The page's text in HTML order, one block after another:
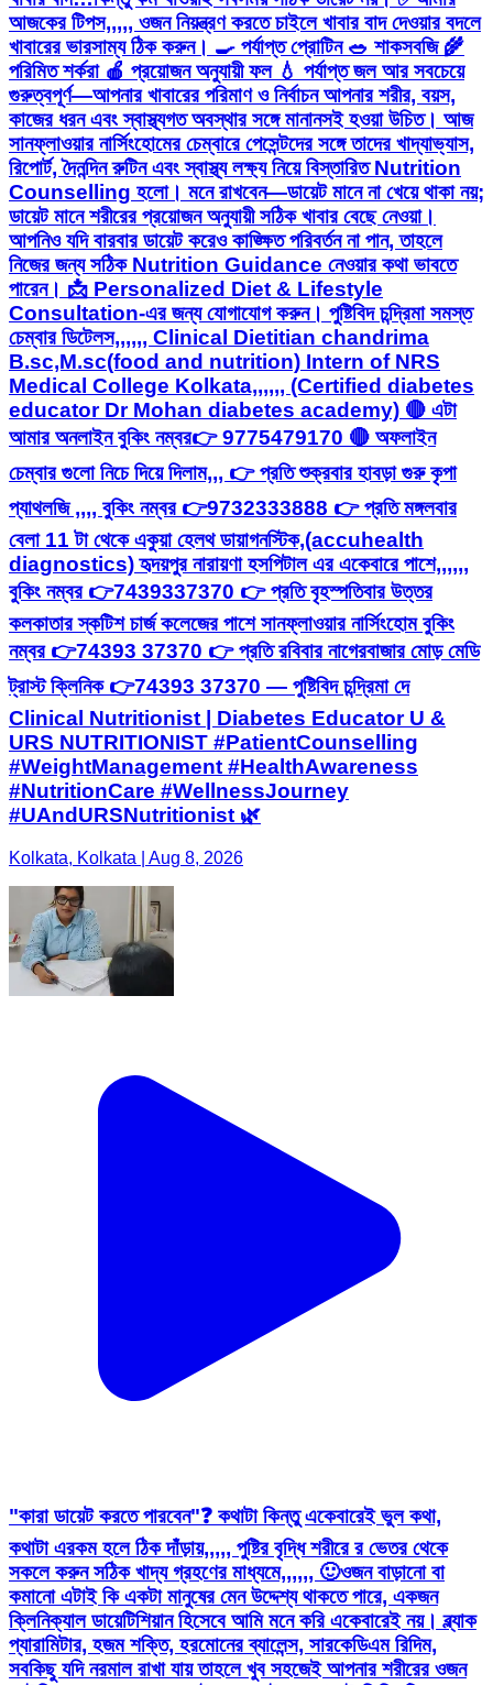
আজকের টিপস,,,,, ওজন নিয়ন্ত্রণ করতে চাইলে খাবার বাদ দেওয়ার বদলে
খাবারের ভারসাম্য ঠিক করুন। 🍳 পর্যাপ্ত প্রোটিন 🥗 শাকসবজি 🌾
পরিমিত শর্করা 🍎 প্রয়োজন অনুযায়ী ফল 💧 পর্যাপ্ত জল আর সবচেয়ে
গুরুত্বপূর্ণ—আপনার খাবারের পরিমাণ ও নির্বাচন আপনার শরীর, বয়স,
কাজের ধরন এবং স্বাস্থ্যগত অবস্থার সঙ্গে মানানসই হওয়া উচিত। আজ
সানফ্লাওয়ার নার্সিংহোমের চেম্বারে পেসেন্টদের সঙ্গে তাদের খাদ্যাভ্যাস,
রিপোর্ট, দৈনন্দিন রুটিন এবং স্বাস্থ্য লক্ষ্য নিয়ে বিস্তারিত Nutrition
Counselling হলো। মনে রাখবেন—ডায়েট মানে না খেয়ে থাকা নয়;
ডায়েট মানে শরীরের প্রয়োজন অনুযায়ী সঠিক খাবার বেছে নেওয়া।
আপনিও যদি বারবার ডায়েট করেও কাঙ্ক্ষিত পরিবর্তন না পান, তাহলে
নিজের জন্য সঠিক Nutrition Guidance নেওয়ার কথা ভাবতে
পারেন। 📩 Personalized Diet & Lifestyle
Consultation-এর জন্য যোগাযোগ করুন। পুষ্টিবিদ চন্দ্রিমা সমস্ত
চেম্বার ডিটেলস,,,,,, Clinical Dietitian chandrima
B.sc,M.sc(food and nutrition) Intern of NRS
Medical College Kolkata,,,,,, (Certified diabetes
educator Dr Mohan diabetes academy) 🔴 এটা
আমার অনলাইন বুকিং নম্বর👉 9775479170 🔴 অফলাইন
চেম্বার গুলো নিচে দিয়ে দিলাম,,, 👉 প্রতি শুক্রবার হাবড়া গুরু কৃপা
প্যাথলজি ,,,, বুকিং নম্বর 👉9732333888 👉 প্রতি মঙ্গলবার
বেলা 11 টা থেকে একুয়া হেলথ ডায়াগনস্টিক,(accuhealth
diagnostics) হৃদয়পুর নারায়ণা হসপিটাল এর একেবারে পাশে,,,,,,
বুকিং নম্বর 👉7439337370 👉 প্রতি বৃহস্পতিবার উত্তর
কলকাতার স্কটিশ চার্জ কলেজের পাশে সানফ্লাওয়ার নার্সিংহোম বুকিং
নম্বর 👉74393 37370 👉 প্রতি রবিবার নাগেরবাজার মোড় মেডি
ট্রাস্ট ক্লিনিক 👉74393 37370 — পুষ্টিবিদ চন্দ্রিমা দে
Clinical Nutritionist | Diabetes Educator U &
URS NUTRITIONIST #PatientCounselling
#WeightManagement #HealthAwareness
#NutritionCare #WellnessJourney
#UAndURSNutritionist 🌿
Kolkata, Kolkata | Aug 8, 2026
"কারা ডায়েট করতে পারবেন"❓ কথাটা কিন্তু একেবারেই ভুল কথা,
কথাটা এরকম হলে ঠিক দাঁড়ায়,,,,, পুষ্টির বৃদ্ধি শরীরে র ভেতর থেকে
সকলে করুন সঠিক খাদ্য গ্রহণের মাধ্যমে,,,,,, 🙂ওজন বাড়ানো বা
কমানো এটাই কি একটা মানুষের মেন উদ্দেশ্য থাকতে পারে, একজন
ক্লিনিক্যাল ডায়েটিশিয়ান হিসেবে আমি মনে করি একেবারেই নয়। ব্ল্যাক
প্যারামিটার, হজম শক্তি, হরমোনের ব্যালেন্স, সারকেডিএম রিদিম,
সবকিছু যদি নরমাল রাখা যায় তাহলে খুব সহজেই আপনার শরীরের ওজন